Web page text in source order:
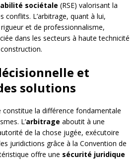
sociétale (RSE) valorisant la
conflits. L’arbitrage, quant à lui,
et de professionnalisme,
dans les secteurs à haute technicité
et
solutions
la différence fondamentale
L’arbitrage aboutit à une
de la chose jugée, exécutoire
juridictions grâce à la Convention de
offre une sécurité juridique